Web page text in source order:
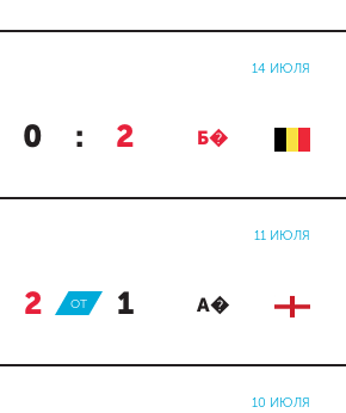
14 ИЮЛЯ
0 : 2 Б�
11 ИЮЛЯ
2 : 1 А�
ОТ
10 ИЮЛЯ